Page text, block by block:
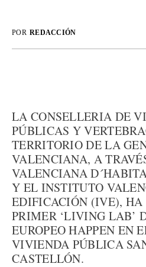
POR REDACCIÓN
LA CONSELLERIA DE
PÚBLICAS Y
TERRITORIO DE LA
VALENCIANA, A
VALENCIANA
Y EL INSTITUTO
EDIFICACIÓN (IVE),
PRIMER ‘LIVING LAB’
EUROPEO HAPPEN EN
VIVIENDA PÚBLICA
CASTELLÓN.